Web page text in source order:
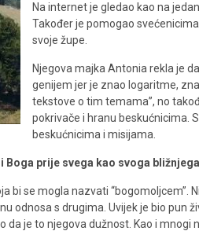
Na internet je gledao kao na
Također je pomogao
svoje župe.
Njegova majka Antonia rekla je
genijem jer je znao logaritme,
tekstove o tim temama”, no
pokrivače i hranu beskućnicima.
beskućnicima i misijama.
prije svega kao svoga
bi se mogla nazvati “bogomoljcem”.
odnosa s drugima. Uvijek je bio pun
je to njegova dužnost. Kao i mnogi